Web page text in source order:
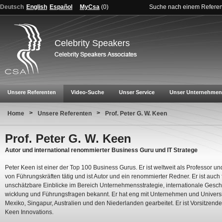
Deutsch English Español MyCsa (0) Suche nach einem
Celebrity Speakers
Unsere Referenten Video-Suche Unser Service Unser Unternehmen
Home > Unsere Referenten > Prof. Peter G. W. Keen
Prof. Peter G. W. Keen
Autor und international renommierter Business Guru und IT Stratege
Peter Keen ist einer der Top 100 Business Gurus. Er ist weltweit als Professor
von Führungskräften tätig und ist Autor und ein renommierter Redner. Er ist auch
unschätzbare Einblicke im Bereich Unternehmensstrategie, internationale
wicklung und Führungsfragen bekannt. Er hat eng mit Unternehmen und
Mexiko, Singapur, Australien und den Niederlanden gearbeitet. Er ist
Keen Innovations.